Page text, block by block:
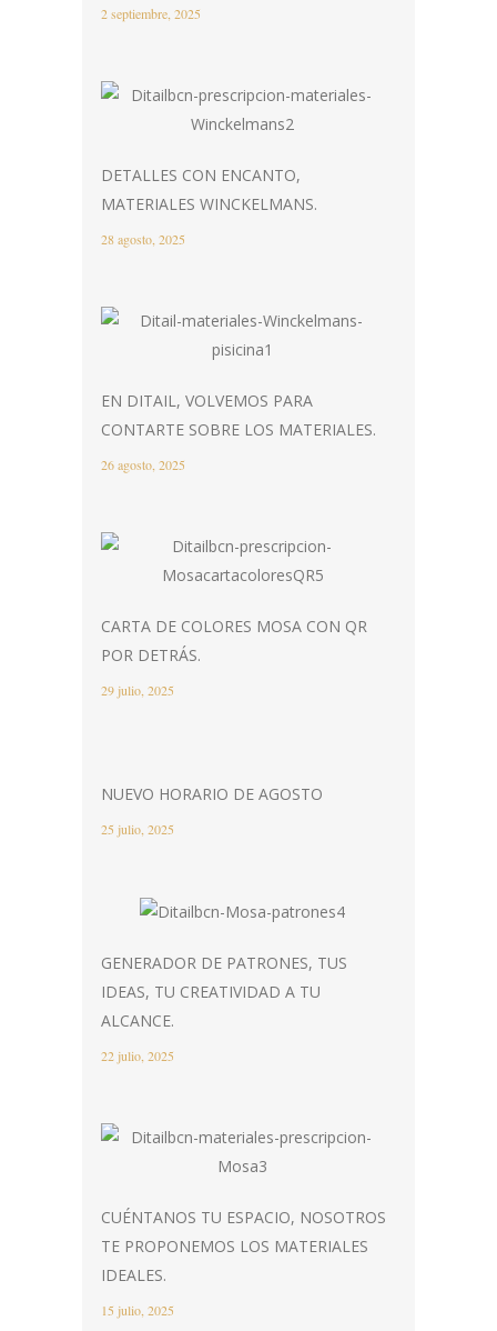
2 septiembre, 2025
DETALLES CON ENCANTO,
MATERIALES WINCKELMANS.
28 agosto, 2025
EN DITAIL, VOLVEMOS PARA
CONTARTE SOBRE LOS MATERIALES.
26 agosto, 2025
CARTA DE COLORES MOSA CON QR
POR DETRÁS.
29 julio, 2025
NUEVO HORARIO DE AGOSTO
25 julio, 2025
GENERADOR DE PATRONES, TUS
IDEAS, TU CREATIVIDAD A TU
ALCANCE.
22 julio, 2025
CUÉNTANOS TU ESPACIO, NOSOTROS
TE PROPONEMOS LOS MATERIALES
IDEALES.
15 julio, 2025